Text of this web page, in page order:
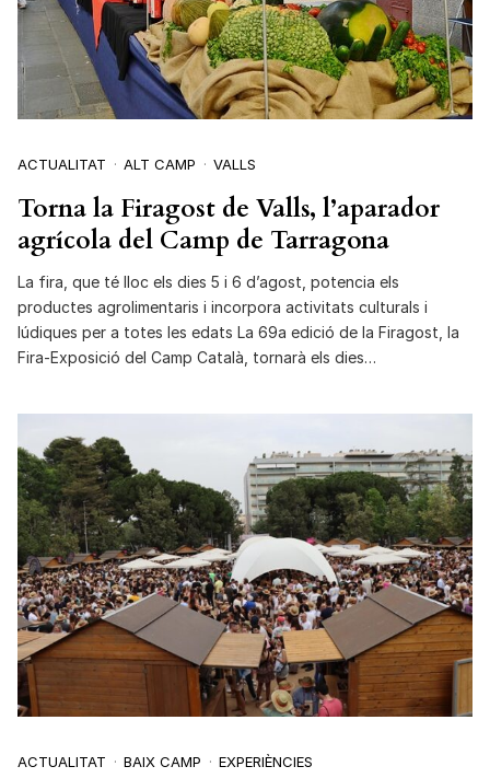
ACTUALITAT ALT CAMP VALLS
Torna la Firagost de Valls, l’aparador
agrícola del Camp de Tarragona
La fira, que té lloc els dies 5 i 6 d’agost, potencia els
productes agrolimentaris i incorpora activitats culturals i
lúdiques per a totes les edats La 69a edició de la Firagost, la
Fira-Exposició del Camp Català, tornarà els dies…
ACTUALITAT BAIX CAMP EXPERIÈNCIES